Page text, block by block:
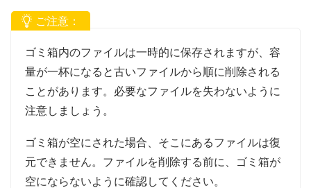
ご注意：
ゴミ箱内のファイルは一時的に保存されますが、容
量が一杯になると古いファイルから順に削除される
ことがあります。必要なファイルを失わないように
注意しましょう。
ゴミ箱が空にされた場合、そこにあるファイルは復
元できません。ファイルを削除する前に、ゴミ箱が
空にならないように確認してください。